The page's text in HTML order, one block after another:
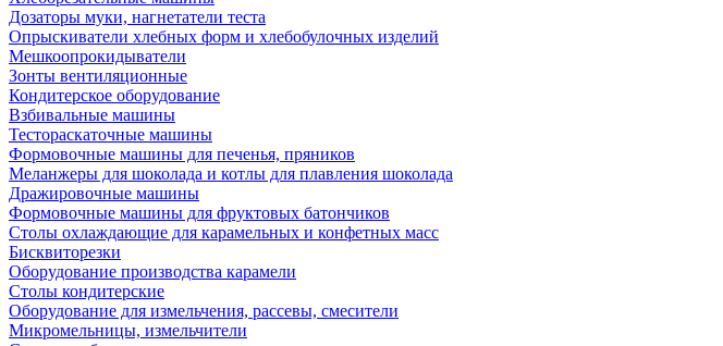
Дозаторы муки, нагнетатели теста
Опрыскиватели хлебных форм и хлебобулочных изделий
Мешкоопрокидыватели
Зонты вентиляционные
Кондитерское оборудование
Взбивальные машины
Тестораскаточные машины
Формовочные машины для печенья, пряников
Меланжеры для шоколада и котлы для плавления шоколада
Дражировочные машины
Формовочные машины для фруктовых батончиков
Столы охлаждающие для карамельных и конфетных масс
Бисквиторезки
Оборудование производства карамели
Столы кондитерские
Оборудование для измельчения, рассевы, смесители
Микромельницы, измельчители